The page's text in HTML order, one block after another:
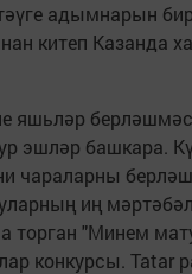
адым­на­рын
ки­теп Ка­зан­да
яшь­ләр
эш­ләр баш­ка­ра.
ча­ра­лар­ны
иң
тор­ган "Ми­нем
кон­кур­сы. Tatar